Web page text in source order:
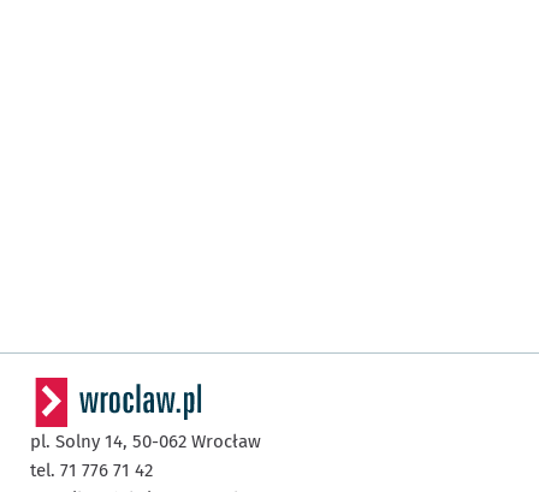
pl. Solny 14, 50-062 Wrocław
tel. 71 776 71 42